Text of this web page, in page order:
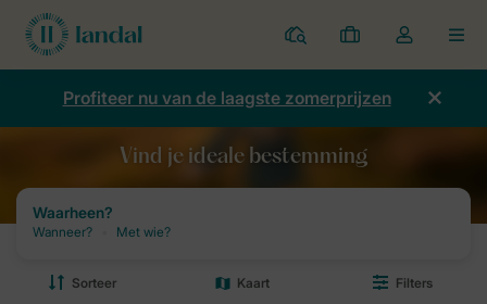
Parken
Mijn
boekingen
Open
de
dropdown
Profiteer nu van de laagste zomerprijzen